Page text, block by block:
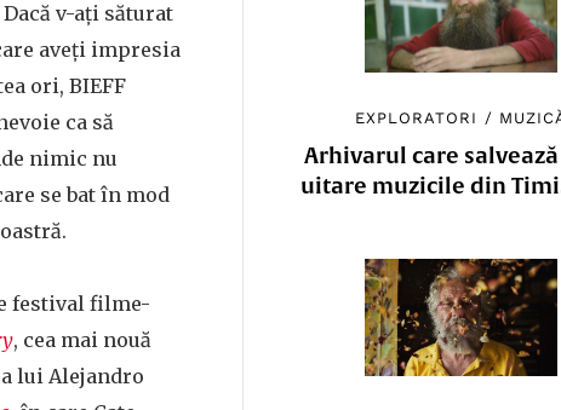
EXPLORATORI /
Arhivarul care
uitare muzicile din
v-ați săturat
aveți impresia
ori, BIEFF
ca să
nimic nu
se bat în mod
festival filme-
, cea mai nouă
lui Alejandro